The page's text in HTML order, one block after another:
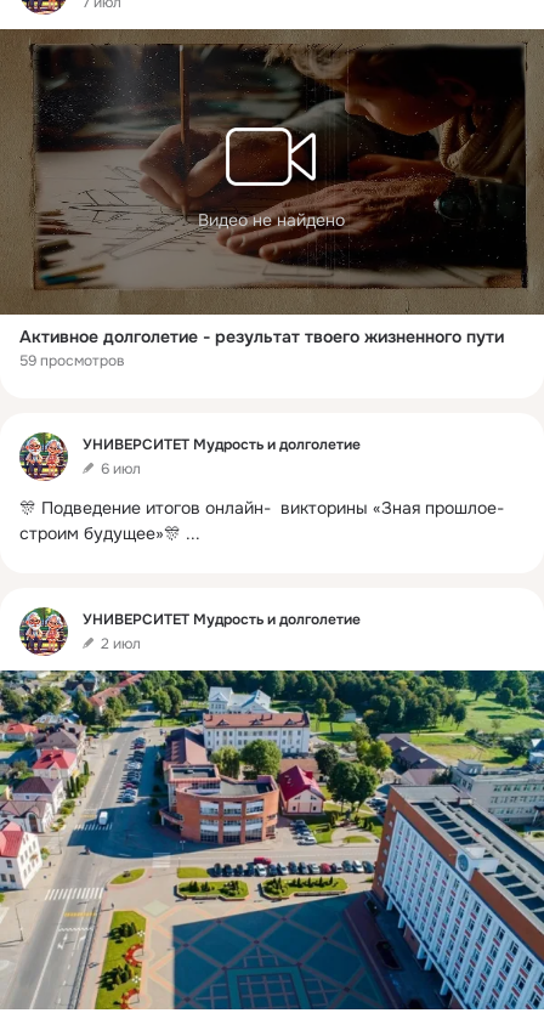
Видео не найдено
Активное долголетие - результат твоего жизненного пути
59 просмотров
Фид
УНИВЕРСИТЕТ Мудрость и долголетие
6 июл
🎊 Подведение итогов онлайн-  викторины «Зная прошлое-
строим будущее»🎊 ...
Фид
УНИВЕРСИТЕТ Мудрость и долголетие
2 июл